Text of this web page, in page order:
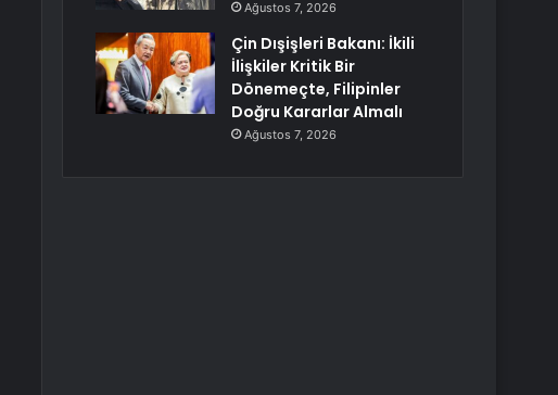
Ağustos 7, 2026
Çin Dışişleri Bakanı: İkili
İlişkiler Kritik Bir
Dönemeçte, Filipinler
Doğru Kararlar Almalı
Ağustos 7, 2026